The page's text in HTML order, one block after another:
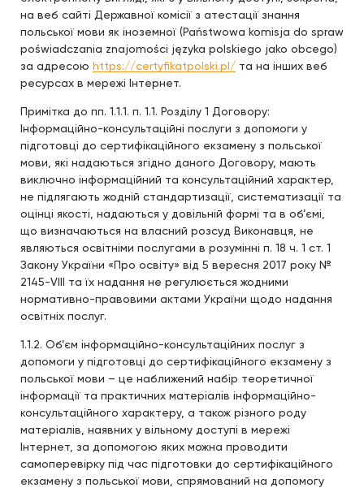
на веб сайті Державної комісії з атестації знання
польської мови як іноземної (Państwowa komisja do spraw
poświadczania znajomości języka polskiego jako obcego)
за адресою https://certyfikatpolski.pl/ та на інших веб
ресурсах в мережі Інтернет.
Примітка до пп. 1.1.1. п. 1.1. Розділу 1 Договору:
Інформаційно-консультаційні послуги з допомоги у
підготовці до сертифікаційного екзамену з польської
мови, які надаються згідно даного Договору, мають
виключно інформаційний та консультаційний характер,
не підлягають жодній стандартизації, систематизації та
оцінці якості, надаються у довільній формі та в об’ємі,
що визначаються на власний розсуд Виконавця, не
являються освітніми послугами в розумінні п. 18 ч. 1 ст. 1
Закону України «Про освіту» від 5 вересня 2017 року №
2145-VIII та їх надання не регулюється жодними
нормативно-правовими актами України щодо надання
освітніх послуг.
1.1.2. Об’єм інформаційно-консультаційних послуг з
допомоги у підготовці до сертифікаційного екзамену з
польської мови – це наближений набір теоретичної
інформації та практичних матеріалів інформаційно-
консультаційного характеру, а також різного роду
матеріалів, наявних у вільному доступі в мережі
Інтернет, за допомогою яких можна проводити
самоперевірку під час підготовки до сертифікаційного
екзамену з польської мови, спрямований на допомогу